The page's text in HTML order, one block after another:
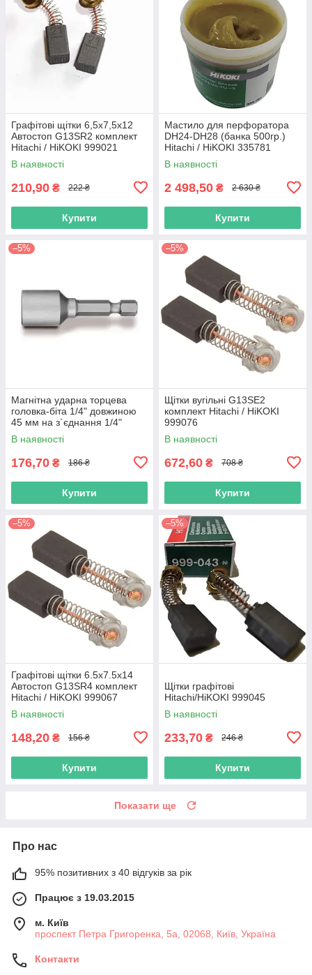
Графітові щітки 6,5х7,5х12
Автостоп G13SR2 комплект
Hitachi / HiKOKI 999021
В наявності
210,90 ₴ 222 ₴
Купити
Мастило для перфоратора
DH24-DH28 (банка 500гр.)
Hitachi / HiKOKI 335781
В наявності
2 498,50 ₴ 2 630 ₴
Купити
–5%
Магнітна ударна торцева
головка-біта 1/4" довжиною
45 мм на з`єднання 1/4"
Hikoki (Hitachi) 752362
В наявності
176,70 ₴ 186 ₴
Купити
–5%
Щітки вугільні G13SE2
комплект Hitachi / HiKOKI
999076
В наявності
672,60 ₴ 708 ₴
Купити
–5%
Графітові щітки 6.5х7.5х14
Автостоп G13SR4 комплект
Hitachi / HiKOKI 999067
В наявності
148,20 ₴ 156 ₴
Купити
–5%
Щітки графітові
Hitachi/HiKOKI 999045
В наявності
233,70 ₴ 246 ₴
Купити
Показати ще
Про нас
95% позитивних з 40 відгуків за рік
Працює з 19.03.2015
м. Київ
проспект Петра Григоренка, 5а, 02068, Київ, Україна
Контакти